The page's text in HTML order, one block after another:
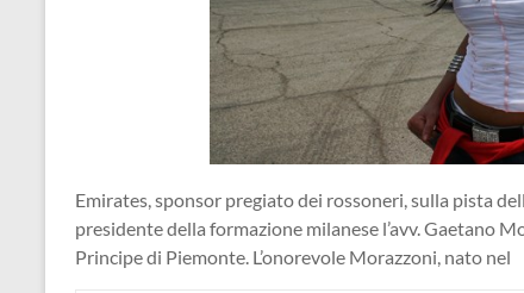
Emirates, sponsor pregiato dei rossoneri, sulla pista
presidente della formazione milanese l’avv. Gaetano
Principe di Piemonte. L’onorevole Morazzoni, nato nel